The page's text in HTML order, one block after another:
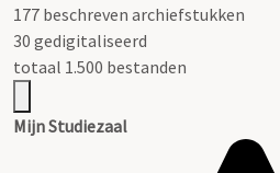
177 beschreven archiefstukken
30 gedigitaliseerd
totaal 1.500 bestanden
Mijn Studiezaal